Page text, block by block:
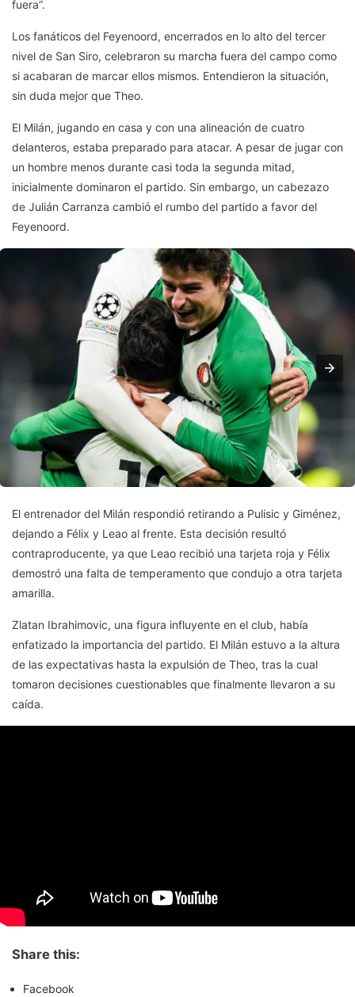
fuera”.
Los fanáticos del Feyenoord, encerrados en lo alto del tercer
nivel de San Siro, celebraron su marcha fuera del campo como
si acabaran de marcar ellos mismos. Entendieron la situación,
sin duda mejor que Theo.
El Milán, jugando en casa y con una alineación de cuatro
delanteros, estaba preparado para atacar. A pesar de jugar con
un hombre menos durante casi toda la segunda mitad,
inicialmente dominaron el partido. Sin embargo, un cabezazo
de Julián Carranza cambió el rumbo del partido a favor del
Feyenoord.
El entrenador del Milán respondió retirando a Pulisic y Giménez,
dejando a Félix y Leao al frente. Esta decisión resultó
contraproducente, ya que Leao recibió una tarjeta roja y Félix
demostró una falta de temperamento que condujo a otra tarjeta
amarilla.
Zlatan Ibrahimovic, una figura influyente en el club, había
enfatizado la importancia del partido. El Milán estuvo a la altura
de las expectativas hasta la expulsión de Theo, tras la cual
tomaron decisiones cuestionables que finalmente llevaron a su
caída.
Share this:
Facebook